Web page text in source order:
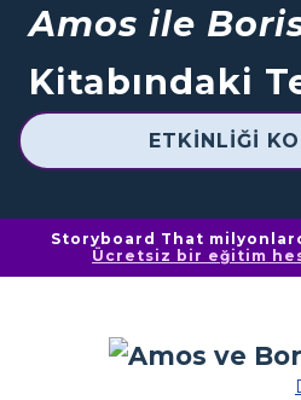
Amos ile
Kitabındaki
ETKINLIĞI
Storyboard That
Ücretsiz bir eğitim